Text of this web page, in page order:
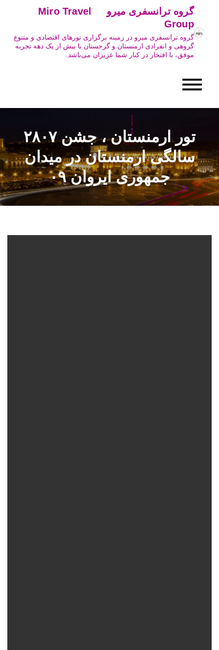
content
گروه ترانسفری میرو Miro Travel
Group
گروه ترانسفری میرو در زمینه برگزاری تورهای اقتصادی و متنوع
گروهی و انفرادی ارمنستان و گرجستان با بیش از یک دهه تجربه
موفق، با افتخار در کنار شما عزیزان می‌باشد.
تور ارمنستان ، جشن ۲۸۰۷
سالگی ارمنستان در میدان
جمهوری ایروان ۰۹